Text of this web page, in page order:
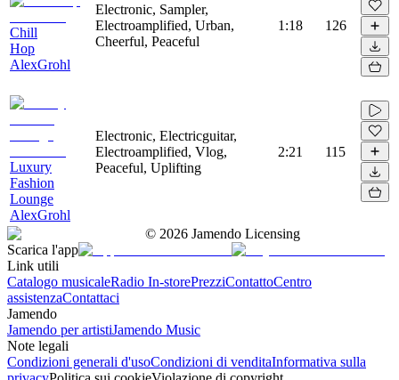
Chill
Hop
AlexGrohl
Electronic, Sampler,
Electroamplified, Urban,
Cheerful, Peaceful
1:18 126
Luxury
Fashion
Lounge
AlexGrohl
Electronic, Electricguitar,
Electroamplified, Vlog,
Peaceful, Uplifting
2:21 115
© 2026 Jamendo Licensing
Scarica l'app
Link utili
Catalogo musicaleRadio In-storePrezziContattoCentro
assistenzaContattaci
Jamendo
Jamendo per artistiJamendo Music
Note legali
Condizioni generali d'usoCondizioni di venditaInformativa sulla